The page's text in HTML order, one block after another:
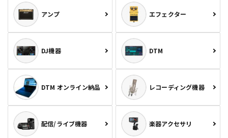
アンプ エフェクター
DJ機器 DTM
DTM オンライン納品 レコーディング機器
配信/ライブ機器 楽器アクセサリ